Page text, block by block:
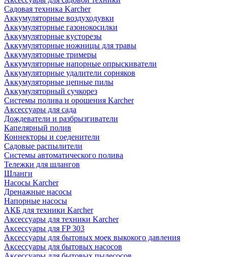
Садовая техника Karcher
Аккумуляторные воздуходувки
Аккумуляторные газонокосилки
Аккумуляторные кусторезы
Аккумуляторные ножницы для травы
Аккумуляторные тримеры
Аккумуляторные напорные опрыскиватели
Аккумуляторные удалители сорняков
Аккумуляторные цепные пилы
Аккумуляторный сучкорез
Системы полива и орошения Karcher
Аксессуары для сада
Дождеватели и разбрызгиватели
Капелярный полив
Коннекторы и соеденители
Садовые распылители
Системы автоматического полива
Тележки для шлангов
Шланги
Насосы Karcher
Дренажные насосы
Напорные насосы
АКБ для техники Karcher
Аксессуары для техники Karcher
Аксессуары для FP 303
Аксессуары для бытовых моек выкокого давления
Аксессуары для бытовых насосов